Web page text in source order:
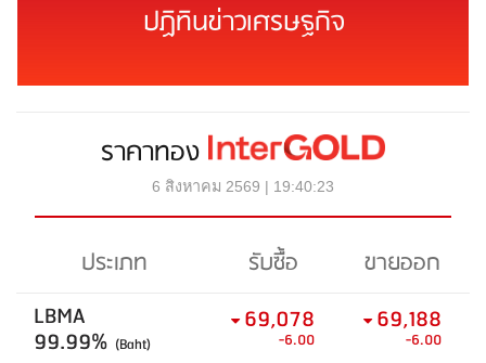
ปฏิทินข่าวเศรษฐกิจ
ราคาทอง
6 สิงหาคม 2569 | 19:40:23
ประเภท รับซื้อ
ขายออก
LBMA
99.99% (Baht)
69,078
-6.00
69,188
-6.00